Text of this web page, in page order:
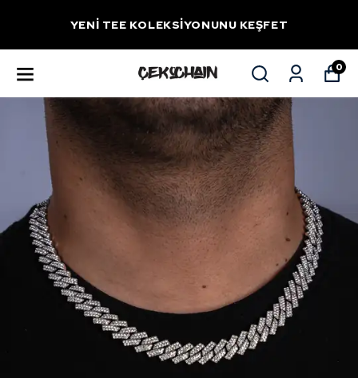
YENİ TEE KOLEKSİYONUNU KEŞFET
0